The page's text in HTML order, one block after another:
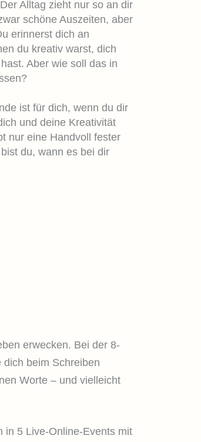
Alltag zieht nur so an dir
schöne Auszeiten, aber
erinnerst dich an
du kreativ warst, dich
Aber wie soll das in
ist für dich, wenn du dir
und deine Kreativität
nur eine Handvoll fester
du, wann es bei dir
erwecken. Bei der 8-
beim Schreiben
Worte – und vielleicht
in 5 Live-Online-Events mit